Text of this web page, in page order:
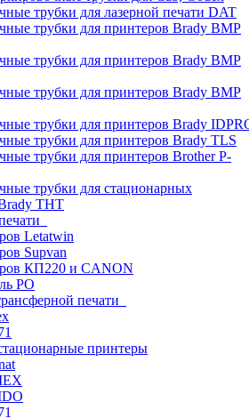
трубки для лазерной печати DAT
трубки для принтеров Brady BMP
трубки для принтеров Brady BMP
трубки для принтеров Brady BMP
трубки для принтеров Brady
трубки для принтеров Brady TLS
трубки для принтеров Brother P-
трубки для стационарных
THT
Letatwin
Supvan
КП220 и CANON
PO
печати
принтеры